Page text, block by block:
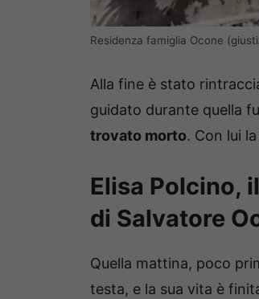
Residenza famiglia Ocone
Alla fine è stato
guidato durante quella
trovato morto. Con lui
Elisa Polcino,
di Salvatore
Quella mattina, poco
testa, e la sua vita è